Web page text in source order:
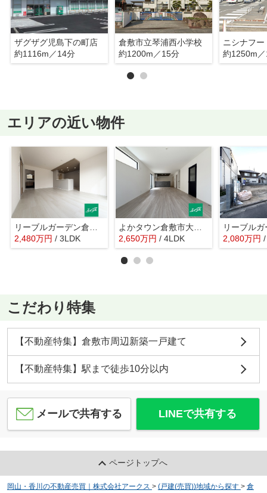
ザグザグ児島下の町店
約1116m／14分
倉敷市立琴浦西小学校
約1200m／15分
約1250m
エリアの近い物件
リーブルガーデン倉敷連島町鶴新田第19 (全5棟)
2,480万円 / 3LDK
よかタウン倉敷市大内1期 (全2棟)
2,650万円 / 4LDK 2,080万円
こだわり特集
【不動産特集】倉敷市周辺新築一戸建て
【不動産特集】駅まで徒歩10分以内
メールで共有する LINEで共有する
ページトップへ
岡山・香川の不動産売買｜株式会社アークス > (戸建(売買))地域から探す > 倉